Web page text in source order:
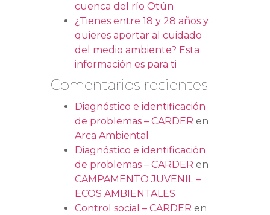
cuenca del río Otún
¿Tienes entre 18 y 28 años y
quieres aportar al cuidado
del medio ambiente? Esta
información es para ti
Comentarios recientes
Diagnóstico e identificación
de problemas – CARDER en
Arca Ambiental
Diagnóstico e identificación
de problemas – CARDER en
CAMPAMENTO JUVENIL –
ECOS AMBIENTALES
Control social – CARDER en